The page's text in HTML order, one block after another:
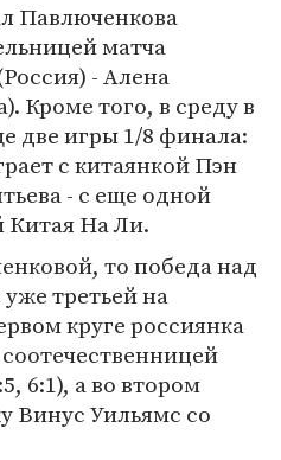
Павлюченкова
матча
- Алена
Кроме того, в среду в
две игры 1/8 финала:
с китаянкой Пэн
- с еще одной
Китая На Ли.
то победа над
третьей на
круге россиянка
6:1), а во втором
Винус Уильямс со